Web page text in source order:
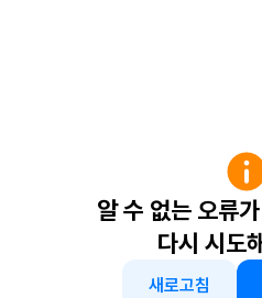
알 수 없는 오류
다시 시도
새로고침